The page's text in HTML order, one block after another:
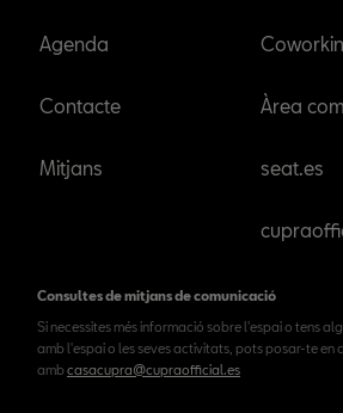
Agenda
Contacte
Mitjans
Àrea
seat.es
Consultes de mitjans de comunicació
Si necessites més informació sobre l'espai o tens
amb l'espai o les seves activitats, pots posar-te en
amb casacupra@cupraofficial.es